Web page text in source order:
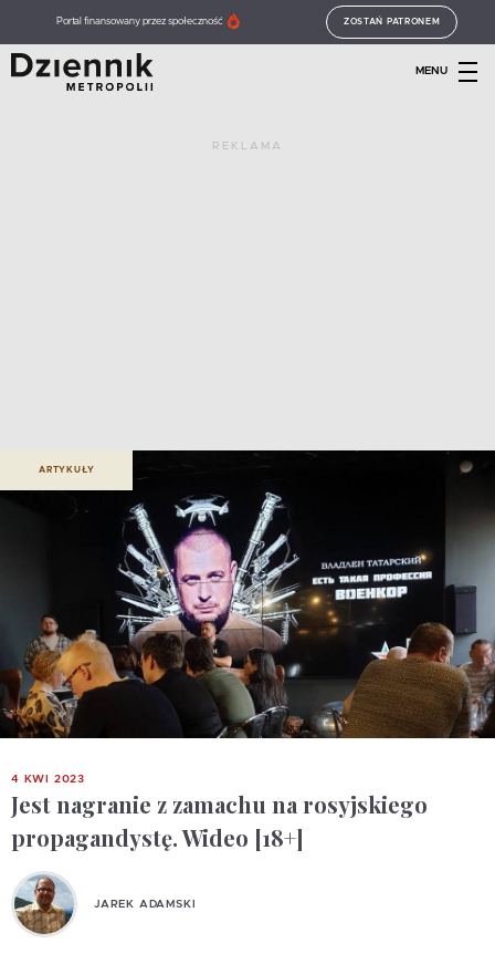
Portal finansowany przez społeczność ZOSTAŃ PATRONEM
MENU
REKLAMA
ARTYKUŁY
4 KWI 2023
Jest nagranie z zamachu na rosyjskiego
propagandystę. Wideo [18+]
JAREK ADAMSKI